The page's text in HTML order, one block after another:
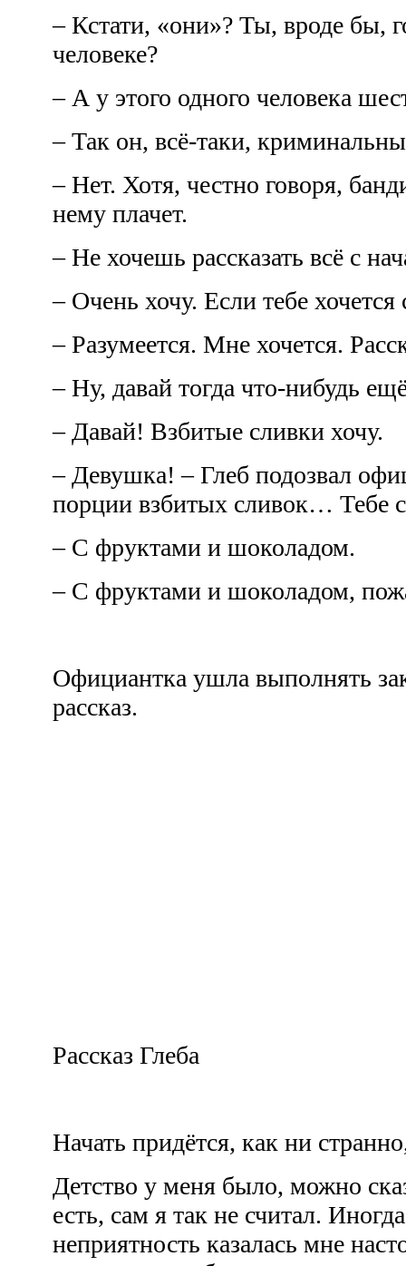
– Кстати, «они»? Ты, вроде бы,
человеке?
– А у этого одного человека
– Так он, всё-таки,
– Нет. Хотя, честно говоря,
нему плачет.
– Не хочешь рассказать всё с
– Очень хочу. Если тебе
– Разумеется. Мне хочется.
– Ну, давай тогда что-нибудь
– Давай! Взбитые сливки хочу.
– Девушка! – Глеб подозвал
порции взбитых сливок… Тебе
– С фруктами и шоколадом.
– С фруктами и шоколадом,
Официантка ушла выполнять
рассказ.
Рассказ Глеба
Начать придётся, как ни
Детство у меня было, можно
есть, сам я так не считал.
неприятность казалась мне